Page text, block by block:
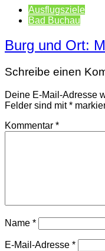
Ausflugsziele
Bad Buchau
Burg und Ort:
Schreibe einen
Deine E-Mail-Adresse
Felder sind mit*
Kommentar *
Name *
E-Mail-Adresse *